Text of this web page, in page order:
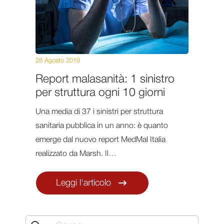
Report malasanità: 1 sinistro
per struttura ogni 10 giorni
28 Agosto 2019
Una media di 37 i sinistri per struttura
sanitaria pubblica in un anno: è quanto
emerge dal nuovo report MedMal Italia
realizzato da Marsh. Il…
Leggi l'articolo
Search